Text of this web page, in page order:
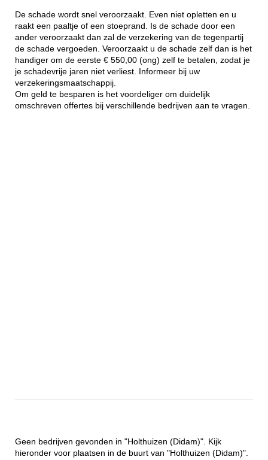
De schade wordt snel veroorzaakt. Even niet opletten en u
raakt een paaltje of een stoeprand. Is de schade door een
ander veroorzaakt dan zal de verzekering van de tegenpartij
de schade vergoeden. Veroorzaakt u de schade zelf dan is het
handiger om de eerste € 550,00 (ong) zelf te betalen, zodat je
je schadevrije jaren niet verliest. Informeer bij uw
verzekeringsmaatschappij.
Om geld te besparen is het voordeliger om duidelijk
omschreven offertes bij verschillende bedrijven aan te vragen.
Geen bedrijven gevonden in "Holthuizen (Didam)". Kijk
hieronder voor plaatsen in de buurt van "Holthuizen (Didam)".